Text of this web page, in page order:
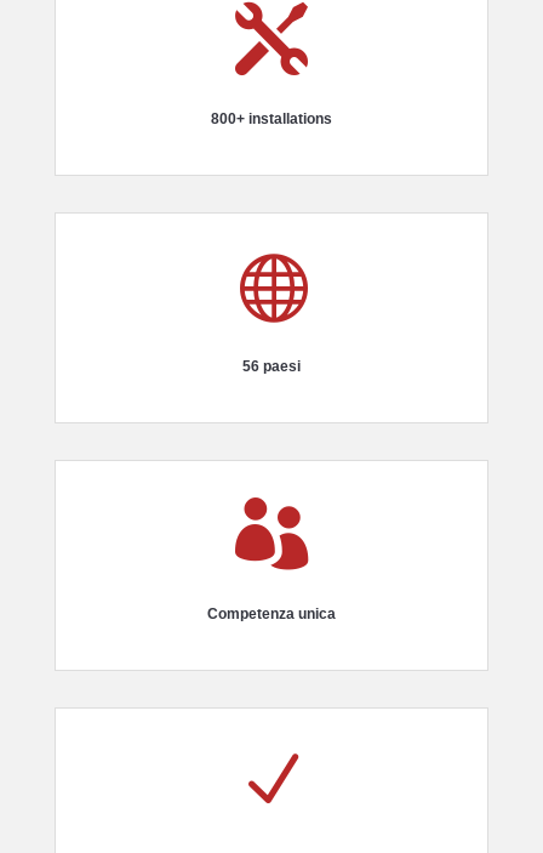

800+ installations

56 paesi

Competenza unica
N